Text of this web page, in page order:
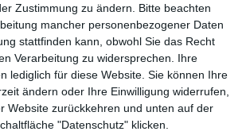
Zustimmung zu ändern.
Bitte beachten
mancher personenbezogener Daten
stattfinden kann, obwohl Sie das Recht
Verarbeitung zu widersprechen. Ihre
lediglich für diese Website. Sie können Ihre
ändern oder Ihre Einwilligung widerrufen,
Website zurückkehren und unten auf der
"Datenschutz" klicken.
und weitere Infos findet ihr
Rezensionen vom
2018